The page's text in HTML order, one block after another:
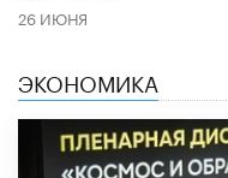
26 ИЮНЯ
ЭКОНОМИКА